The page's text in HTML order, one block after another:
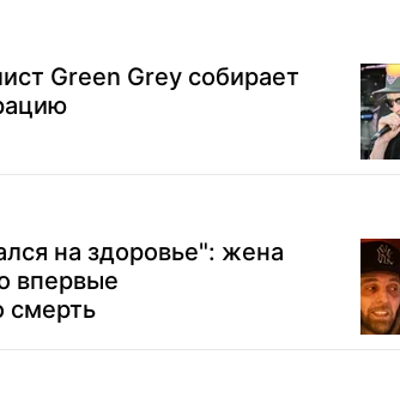
Green Grey собирает
на здоровье": жена
впервые
смерть